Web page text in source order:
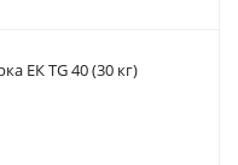
ЕК TG 40 (30 кг)